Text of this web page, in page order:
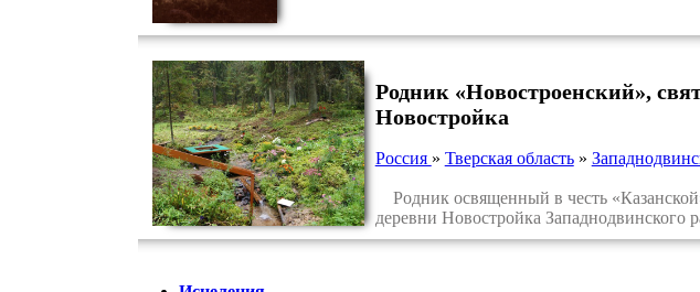
Родник «Новостроенский»,
Новостройка
Россия » Тверская область»
Родник освященный в честь
деревни Новостройка Западнодвинского